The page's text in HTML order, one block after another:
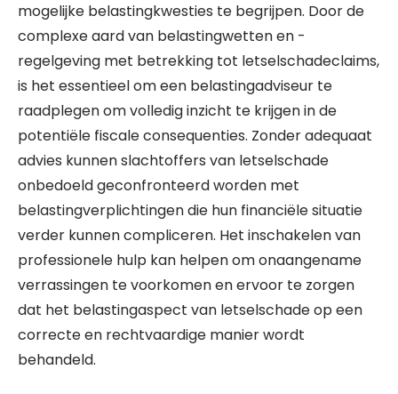
mogelijke belastingkwesties te begrijpen. Door de
complexe aard van belastingwetten en -
regelgeving met betrekking tot letselschadeclaims,
is het essentieel om een belastingadviseur te
raadplegen om volledig inzicht te krijgen in de
potentiële fiscale consequenties. Zonder adequaat
advies kunnen slachtoffers van letselschade
onbedoeld geconfronteerd worden met
belastingverplichtingen die hun financiële situatie
verder kunnen compliceren. Het inschakelen van
professionele hulp kan helpen om onaangename
verrassingen te voorkomen en ervoor te zorgen
dat het belastingaspect van letselschade op een
correcte en rechtvaardige manier wordt
behandeld.